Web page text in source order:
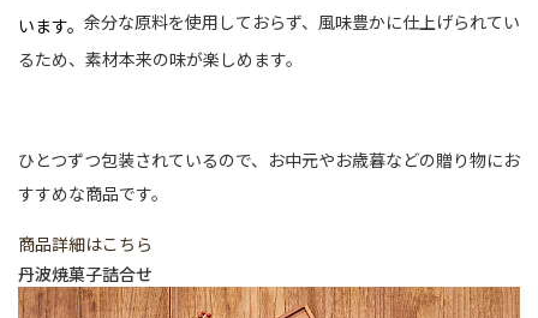
います。 余分な原料を使用しておらず、風味豊かに仕上げられてい
るため、素材本来の味が楽しめます。
ひとつずつ包装されているので、お中元やお歳暮などの贈り物にお
すすめな商品です。
商品詳細はこちら
丹波焼菓子詰合せ